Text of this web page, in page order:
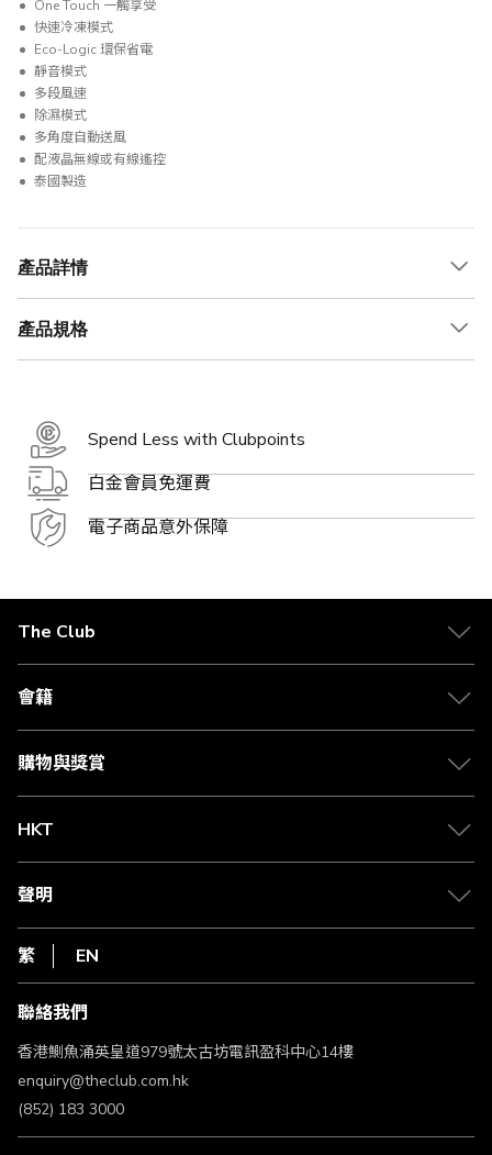
One Touch 一觸享受
快速冷凍模式
Eco-Logic 環保省電
靜音模式
多段風速
除濕模式
多角度自動送風
配液晶無線或有線遙控
泰國製造
產品詳情
產品規格
Spend Less with Clubpoints
白金會員免運費
電子商品意外保障
The Club
關於 The Club
合作夥伴
媒體中心
會籍
會籍及專屬禮遇
賺取積分
購物與獎賞
物流與配送
Club Shopping 商品領取站
常見問題
HKT
csl.
1010
HKT
聲明
私隱聲明
使用條款
條款及細則
不歧視及不騷擾聲明
認可牌照及通告
繁 EN
聯絡我們
香港鰂魚涌英皇道979號太古坊電訊盈科中心14樓
enquiry@theclub.com.hk
(852) 183 3000